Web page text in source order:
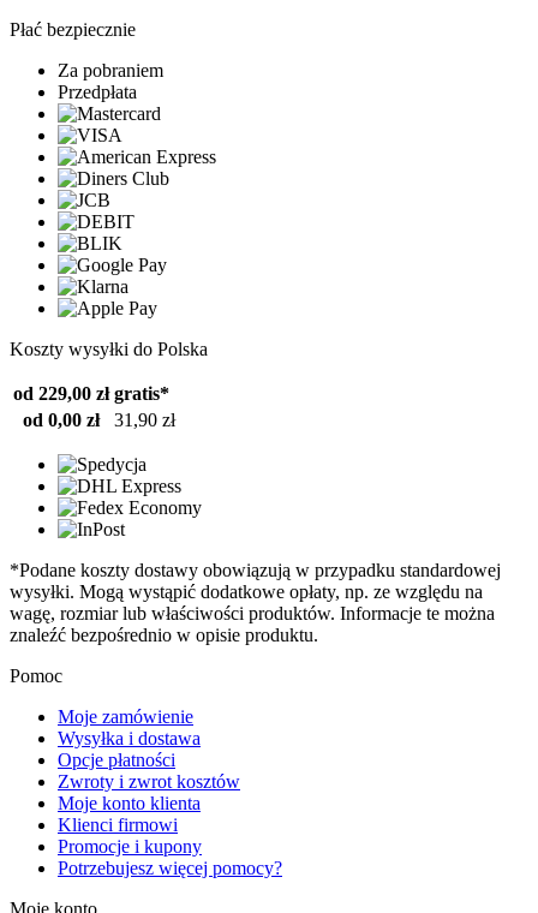
Płać bezpiecznie
Za pobraniem
Przedpłata
Koszty wysyłki do Polska
od 229,00 zł gratis*
od 0,00 zł
31,90 zł
*Podane koszty dostawy obowiązują w przypadku standardowej
wysyłki. Mogą wystąpić dodatkowe opłaty, np. ze względu na
wagę, rozmiar lub właściwości produktów. Informacje te można
znaleźć bezpośrednio w opisie produktu.
Pomoc
Moje zamówienie
Wysyłka i dostawa
Opcje płatności
Zwroty i zwrot kosztów
Moje konto klienta
Klienci firmowi
Promocje i kupony
Potrzebujesz więcej pomocy?
Moje konto